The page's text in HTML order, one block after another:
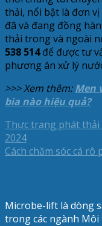
thải, nổi bật là đơn
đã và đang đồng
thải trong và ngoài
538 514để được tư
phương án xử lý
>>> Xem thêm:Men
bia nào hiệu quả?
Thực trạng phát
2024
Cách chăm sóc cá
Microbe-lift là dòng
trong các ngành